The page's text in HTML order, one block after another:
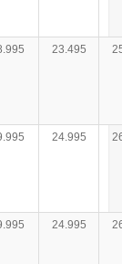
23.495
24.995
24.995